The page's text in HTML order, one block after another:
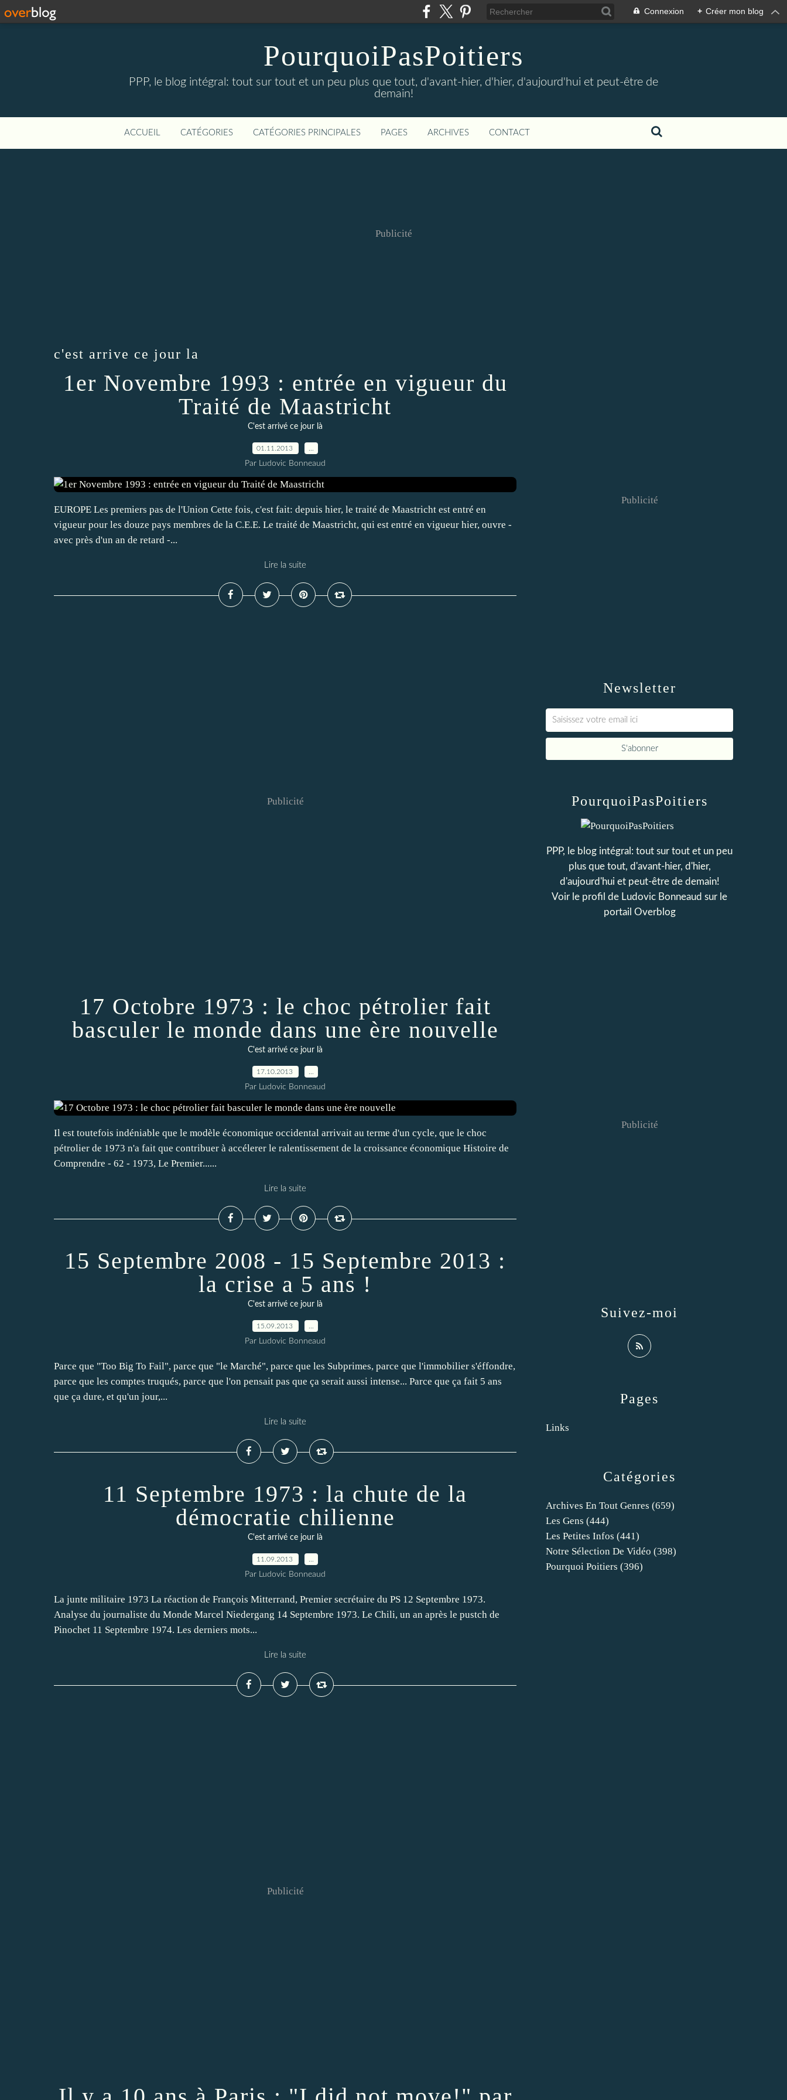
Connexion + Créer mon blog
PourquoiPasPoitiers
PPP, le blog intégral: tout sur tout et un peu plus que tout, d'avant-hier, d'hier, d'aujourd'hui et peut-être de
demain!
ACCUEIL CATÉGORIES CATÉGORIES PRINCIPALES PAGES ARCHIVES CONTACT
Publicité
c'est arrive ce jour la
1er Novembre 1993 : entrée en vigueur du
Traité de Maastricht
C'est arrivé ce jour là
01.11.2013
Par Ludovic Bonneaud
EUROPE Les premiers pas de l'Union Cette fois, c'est fait: depuis hier, le traité de Maastricht est entré en
vigueur pour les douze pays membres de la C.E.E. Le traité de Maastricht, qui est entré en vigueur hier, ouvre -
avec près d'un an de retard -...
Lire la suite
Publicité
17 Octobre 1973 : le choc pétrolier fait
basculer le monde dans une ère nouvelle
C'est arrivé ce jour là
17.10.2013
Par Ludovic Bonneaud
Il est toutefois indéniable que le modèle économique occidental arrivait au terme d'un cycle, que le choc
pétrolier de 1973 n'a fait que contribuer à accélerer le ralentissement de la croissance économique Histoire de
Comprendre - 62 - 1973, Le Premier......
Lire la suite
15 Septembre 2008 - 15 Septembre 2013 :
la crise a 5 ans !
C'est arrivé ce jour là
15.09.2013
Par Ludovic Bonneaud
Parce que "Too Big To Fail", parce que "le Marché", parce que les Subprimes, parce que l'immobilier s'éffondre,
parce que les comptes truqués, parce que l'on pensait pas que ça serait aussi intense... Parce que ça fait 5 ans
que ça dure, et qu'un jour,...
Lire la suite
11 Septembre 1973 : la chute de la
démocratie chilienne
C'est arrivé ce jour là
11.09.2013
Par Ludovic Bonneaud
La junte militaire 1973 La réaction de François Mitterrand, Premier secrétaire du PS 12 Septembre 1973.
Analyse du journaliste du Monde Marcel Niedergang 14 Septembre 1973. Le Chili, un an après le pustch de
Pinochet 11 Septembre 1974. Les derniers mots...
Lire la suite
Publicité
Newsletter
Publicité
Catégories
Archives En Tout Genres (659)
Les Gens (444)
Les Petites Infos (441)
Notre Sélection De Vidéo (398)
Pourquoi Poitiers (396)
Pages
Links
PourquoiPasPoitiers
PPP, le blog intégral: tout sur tout et un peu
plus que tout, d'avant-hier, d'hier,
d'aujourd'hui et peut-être de demain!
Voir le profil de Ludovic Bonneaud sur le
portail Overblog
Suivez-moi
Publicité